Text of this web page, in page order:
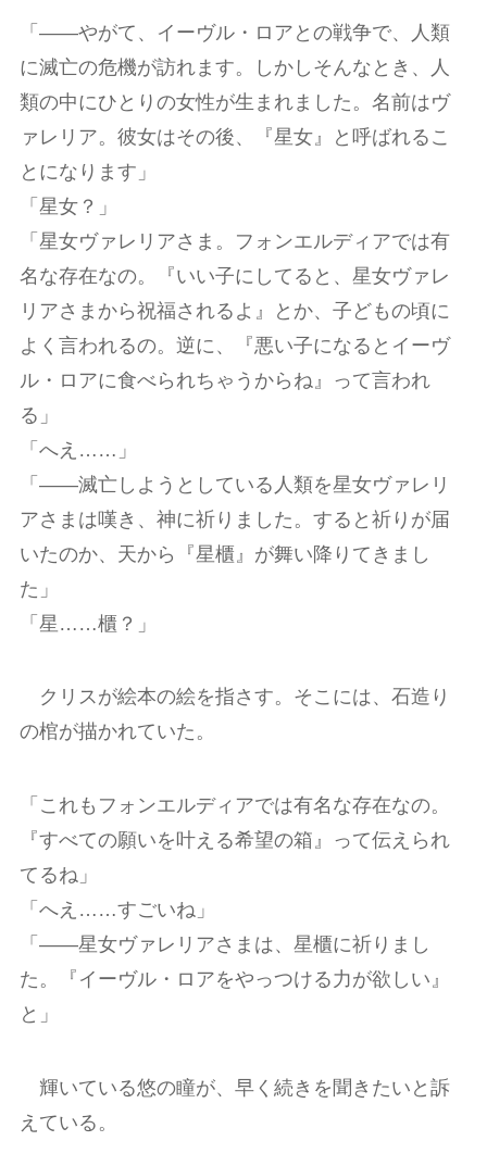
「――やがて、イーヴル・ロアとの戦争で、人類
に滅亡の危機が訪れます。しかしそんなとき、人
類の中にひとりの女性が生まれました。名前はヴ
ァレリア。彼女はその後、『星女』と呼ばれるこ
とになります」
「星女？」
「星女ヴァレリアさま。フォンエルディアでは有
名な存在なの。『いい子にしてると、星女ヴァレ
リアさまから祝福されるよ』とか、子どもの頃に
よく言われるの。逆に、『悪い子になるとイーヴ
ル・ロアに食べられちゃうからね』って言われ
る」
「へえ……」
「――滅亡しようとしている人類を星女ヴァレリ
アさまは嘆き、神に祈りました。すると祈りが届
いたのか、天から『星櫃』が舞い降りてきまし
た」
「星……櫃？」
クリスが絵本の絵を指さす。そこには、石造り
の棺が描かれていた。
「これもフォンエルディアでは有名な存在なの。
『すべての願いを叶える希望の箱』って伝えられ
てるね」
「へえ……すごいね」
「――星女ヴァレリアさまは、星櫃に祈りまし
た。『イーヴル・ロアをやっつける力が欲しい』
と」
輝いている悠の瞳が、早く続きを聞きたいと訴
えている。